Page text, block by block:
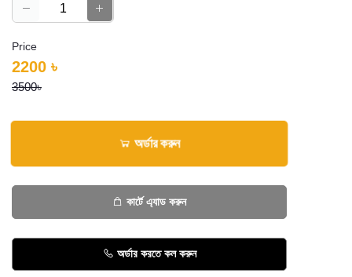
Price
2200 ৳
3500৳
অর্ডার করুন
কার্টে এ্যাড করুন
অর্ডার করতে কল করুন